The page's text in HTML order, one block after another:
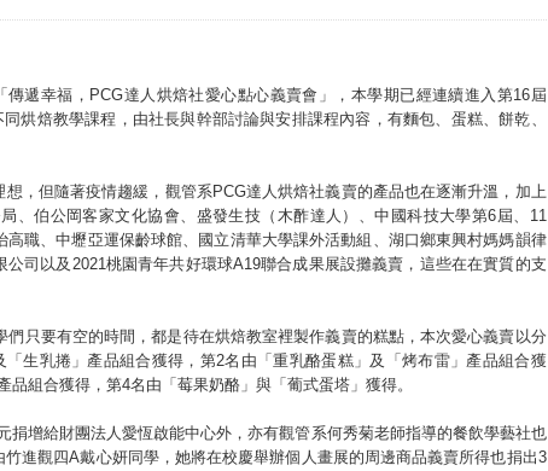
遞幸福，PCG達人烘焙社愛心點心義賣會」，本學期已經連續進入第16屆
烘焙教學課程，由社長與幹部討論與安排課程內容，有麵包、蛋糕、餅乾、
，但隨著疫情趨緩，觀管系PCG達人烘焙社義賣的產品也在逐漸升溫，加上
、伯公岡客家文化協會、盛發生技（木酢達人）、中國科技大學第6屆、11
職、中壢亞運保齡球館、國立清華大學課外活動組、湖口鄉東興村媽媽韻律
司以及2021桃園青年共好環球A19聯合成果展設攤義賣，這些在在實質的支
只要有空的時間，都是待在烘焙教室裡製作義賣的糕點，本次愛心義賣以分
生乳捲」產品組合獲得，第2名由「重乳酪蛋糕」及「烤布雷」產品組合獲
組合獲得，第4名由「莓果奶酪」與「葡式蛋塔」獲得。
增給財團法人愛恆啟能中心外，亦有觀管系何秀菊老師指導的餐飲學藝社也
進觀四A戴心妍同學，她將在校慶舉辦個人畫展的周邊商品義賣所得也捐出3